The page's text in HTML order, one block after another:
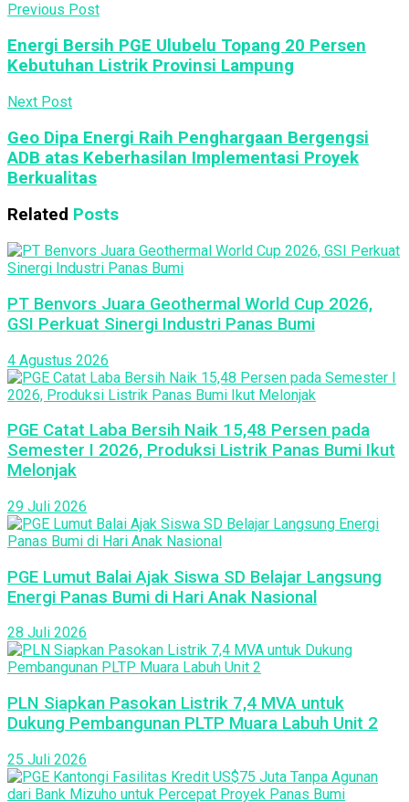
Previous Post
Energi Bersih PGE Ulubelu Topang 20 Persen
Kebutuhan Listrik Provinsi Lampung
Next Post
Geo Dipa Energi Raih Penghargaan Bergengsi
ADB atas Keberhasilan Implementasi Proyek
Berkualitas
Related Posts
PT Benvors Juara Geothermal World Cup 2026,
GSI Perkuat Sinergi Industri Panas Bumi
4 Agustus 2026
PGE Catat Laba Bersih Naik 15,48 Persen pada
Semester I 2026, Produksi Listrik Panas Bumi Ikut
Melonjak
29 Juli 2026
PGE Lumut Balai Ajak Siswa SD Belajar Langsung
Energi Panas Bumi di Hari Anak Nasional
28 Juli 2026
PLN Siapkan Pasokan Listrik 7,4 MVA untuk
Dukung Pembangunan PLTP Muara Labuh Unit 2
25 Juli 2026